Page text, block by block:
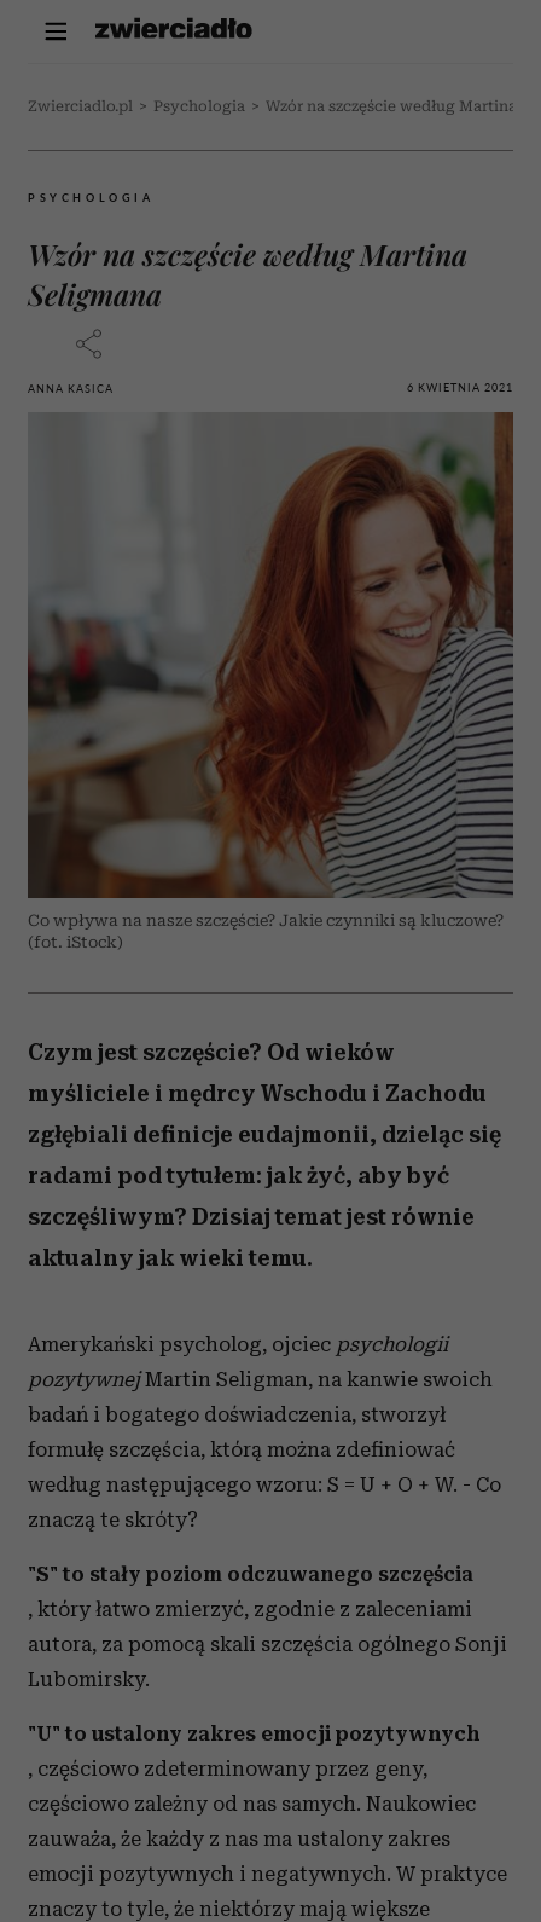
Zwierciadlo.pl > Psychologia > Wzór na szczęście według Martina
PSYCHOLOGIA
Wzór na szczęście według Martina
Seligmana
ANNA KASICA 6 KWIETNIA 2021
Co wpływa na nasze szczęście? Jakie czynniki są kluczowe?
(fot. iStock)
Czym jest szczęście? Od wieków
myśliciele i mędrcy Wschodu i Zachodu
zgłębiali definicje eudajmonii, dzieląc się
radami pod tytułem: jak żyć, aby być
szczęśliwym? Dzisiaj temat jest równie
aktualny jak wieki temu.
Amerykański psycholog, ojciec psychologii
pozytywnejMartin Seligman, na kanwie swoich
badań i bogatego doświadczenia, stworzył
formułę szczęścia, którą można zdefiniować
według następującego wzoru: S = U + O + W. - Co
znaczą te skróty?
"S" to stały poziom odczuwanego szczęścia
, który łatwo zmierzyć, zgodnie z zaleceniami
autora, za pomocą skali szczęścia ogólnego Sonji
Lubomirsky.
"U" to ustalony zakres emocji pozytywnych
, częściowo zdeterminowany przez geny,
częściowo zależny od nas samych. Naukowiec
zauważa, że każdy z nas ma ustalony zakres
emocji pozytywnych i negatywnych. W praktyce
znaczy to tyle, że niektórzy mają większe